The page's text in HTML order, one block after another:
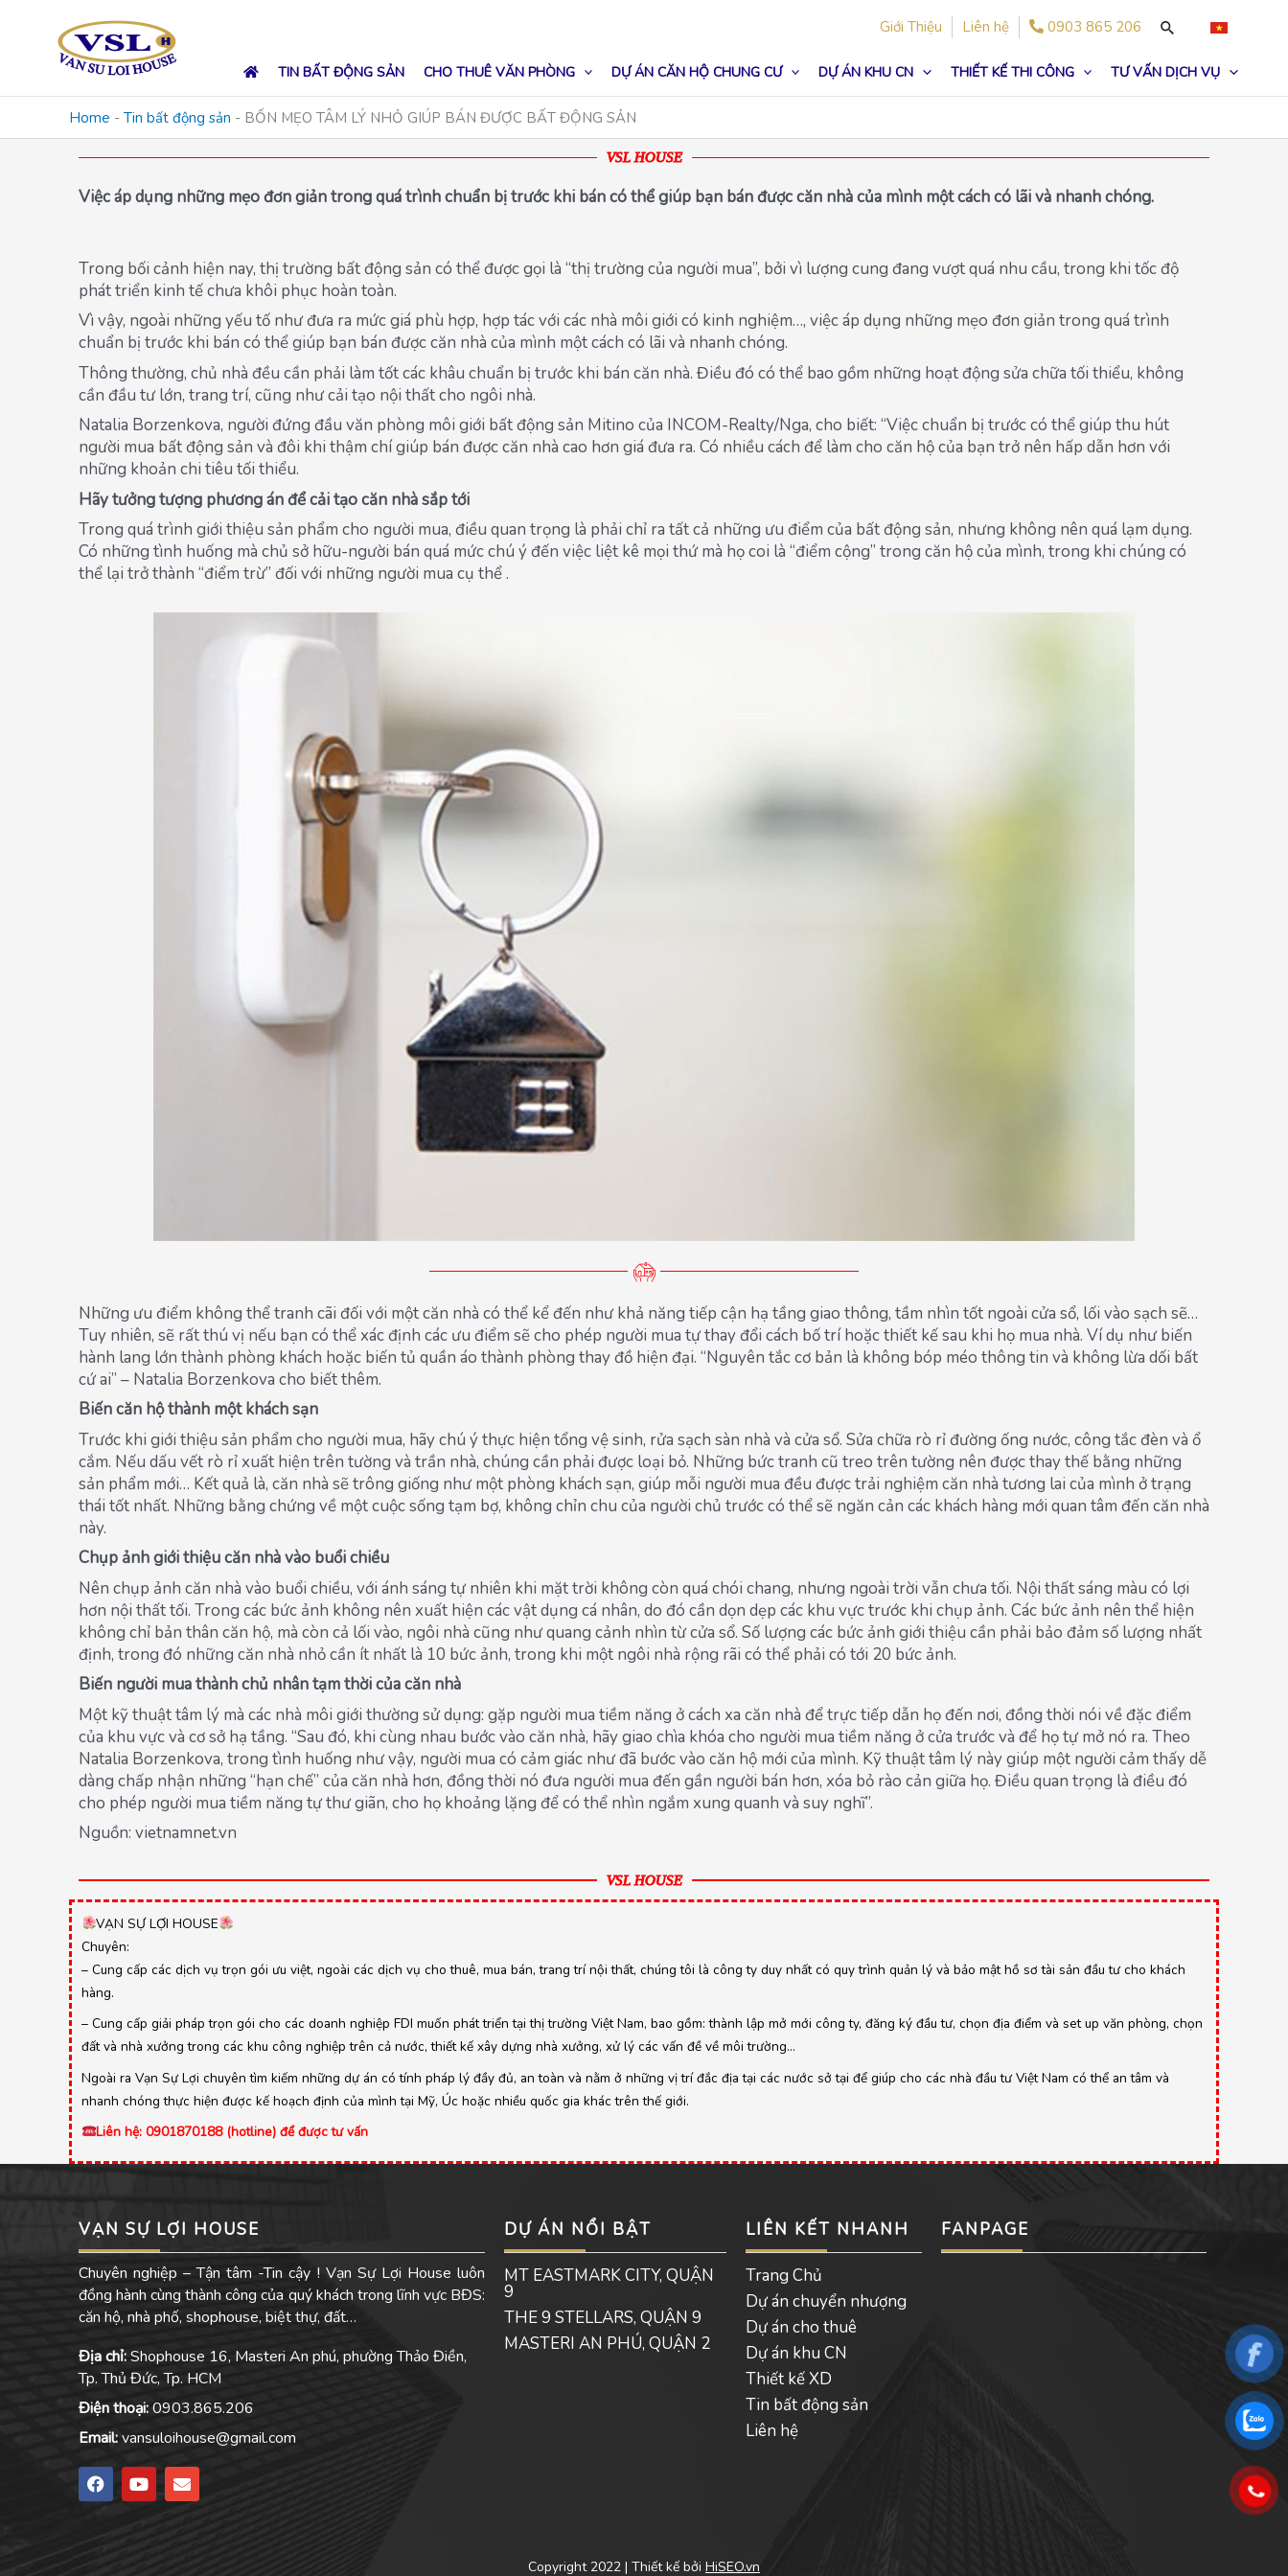
Giới Thiệu Liên hệ 0903 865 206
TIN BẤT ĐỘNG SẢN CHO THUÊ VĂN PHÒNG DỰ ÁN CĂN HỘ CHUNG CƯ DỰ ÁN KHU CN THIẾT KẾ THI CÔNG TƯ VẤN DỊCH VỤ
Home - Tin bất động sản - BỐN MẸO TÂM LÝ NHỎ GIÚP BÁN ĐƯỢC BẤT ĐỘNG SẢN
VSL HOUSE
Việc áp dụng những mẹo đơn giản trong quá trình chuẩn bị trước khi bán có thể giúp bạn bán được căn nhà của mình một cách có lãi và nhanh chóng.
Trong bối cảnh hiện nay, thị trường bất động sản có thể được gọi là “thị trường của người mua”, bởi vì lượng cung đang vượt quá nhu cầu, trong khi tốc độ
phát triển kinh tế chưa khôi phục hoàn toàn.
Vì vậy, ngoài những yếu tố như đưa ra mức giá phù hợp, hợp tác với các nhà môi giới có kinh nghiệm…, việc áp dụng những mẹo đơn giản trong quá trình
chuẩn bị trước khi bán có thể giúp bạn bán được căn nhà của mình một cách có lãi và nhanh chóng.
Thông thường, chủ nhà đều cần phải làm tốt các khâu chuẩn bị trước khi bán căn nhà. Điều đó có thể bao gồm những hoạt động sửa chữa tối thiểu, không
cần đầu tư lớn, trang trí, cũng như cải tạo nội thất cho ngôi nhà.
Natalia Borzenkova, người đứng đầu văn phòng môi giới bất động sản Mitino của INCOM-Realty/Nga, cho biết: “Việc chuẩn bị trước có thể giúp thu hút
người mua bất động sản và đôi khi thậm chí giúp bán được căn nhà cao hơn giá đưa ra. Có nhiều cách để làm cho căn hộ của bạn trở nên hấp dẫn hơn với
những khoản chi tiêu tối thiểu.
Hãy tưởng tượng phương án để cải tạo căn nhà sắp tới
Trong quá trình giới thiệu sản phẩm cho người mua, điều quan trọng là phải chỉ ra tất cả những ưu điểm của bất động sản, nhưng không nên quá lạm dụng.
Có những tình huống mà chủ sở hữu-người bán quá mức chú ý đến việc liệt kê mọi thứ mà họ coi là “điểm cộng” trong căn hộ của mình, trong khi chúng có
thể lại trở thành “điểm trừ” đối với những người mua cụ thể .
Những ưu điểm không thể tranh cãi đối với một căn nhà có thể kể đến như khả năng tiếp cận hạ tầng giao thông, tầm nhìn tốt ngoài cửa sổ, lối vào sạch sẽ…
Tuy nhiên, sẽ rất thú vị nếu bạn có thể xác định các ưu điểm sẽ cho phép người mua tự thay đổi cách bố trí hoặc thiết kế sau khi họ mua nhà. Ví dụ như biến
hành lang lớn thành phòng khách hoặc biến tủ quần áo thành phòng thay đồ hiện đại. “Nguyên tắc cơ bản là không bóp méo thông tin và không lừa dối bất
cứ ai” – Natalia Borzenkova cho biết thêm.
Biến căn hộ thành một khách sạn
Trước khi giới thiệu sản phẩm cho người mua, hãy chú ý thực hiện tổng vệ sinh, rửa sạch sàn nhà và cửa sổ. Sửa chữa rò rỉ đường ống nước, công tắc đèn và ổ
cắm. Nếu dấu vết rò rỉ xuất hiện trên tường và trần nhà, chúng cần phải được loại bỏ. Những bức tranh cũ treo trên tường nên được thay thế bằng những
sản phẩm mới… Kết quả là, căn nhà sẽ trông giống như một phòng khách sạn, giúp mỗi người mua đều được trải nghiệm căn nhà tương lai của mình ở trạng
thái tốt nhất. Những bằng chứng về một cuộc sống tạm bợ, không chỉn chu của người chủ trước có thể sẽ ngăn cản các khách hàng mới quan tâm đến căn nhà
này.
Chụp ảnh giới thiệu căn nhà vào buổi chiều
Nên chụp ảnh căn nhà vào buổi chiều, với ánh sáng tự nhiên khi mặt trời không còn quá chói chang, nhưng ngoài trời vẫn chưa tối. Nội thất sáng màu có lợi
hơn nội thất tối. Trong các bức ảnh không nên xuất hiện các vật dụng cá nhân, do đó cần dọn dẹp các khu vực trước khi chụp ảnh. Các bức ảnh nên thể hiện
không chỉ bản thân căn hộ, mà còn cả lối vào, ngôi nhà cũng như quang cảnh nhìn từ cửa sổ. Số lượng các bức ảnh giới thiệu cần phải bảo đảm số lượng nhất
định, trong đó những căn nhà nhỏ cần ít nhất là 10 bức ảnh, trong khi một ngôi nhà rộng rãi có thể phải có tới 20 bức ảnh.
Biến người mua thành chủ nhân tạm thời của căn nhà
Một kỹ thuật tâm lý mà các nhà môi giới thường sử dụng: gặp người mua tiềm năng ở cách xa căn nhà để trực tiếp dẫn họ đến nơi, đồng thời nói về đặc điểm
của khu vực và cơ sở hạ tầng. “Sau đó, khi cùng nhau bước vào căn nhà, hãy giao chìa khóa cho người mua tiềm năng ở cửa trước và để họ tự mở nó ra. Theo
Natalia Borzenkova, trong tình huống như vậy, người mua có cảm giác như đã bước vào căn hộ mới của mình. Kỹ thuật tâm lý này giúp một người cảm thấy dễ
dàng chấp nhận những “hạn chế” của căn nhà hơn, đồng thời nó đưa người mua đến gần người bán hơn, xóa bỏ rào cản giữa họ. Điều quan trọng là điều đó
cho phép người mua tiềm năng tự thư giãn, cho họ khoảng lặng để có thể nhìn ngắm xung quanh và suy nghĩ”.
Nguồn: vietnamnet.vn
VSL HOUSE
VẠN SỰ LỢI HOUSE
Chuyên:
– Cung cấp các dịch vụ trọn gói ưu việt, ngoài các dịch vụ cho thuê, mua bán, trang trí nội thất, chúng tôi là công ty duy nhất có quy trình quản lý và bảo mật hồ sơ tài sản đầu tư cho khách
hàng.
– Cung cấp giải pháp trọn gói cho các doanh nghiệp FDI muốn phát triển tại thị trường Việt Nam, bao gồm: thành lập mở mới công ty, đăng ký đầu tư, chọn địa điểm và set up văn phòng, chọn
đất và nhà xưởng trong các khu công nghiệp trên cả nước, thiết kế xây dựng nhà xưởng, xử lý các vấn đề về môi trường…
Ngoài ra Vạn Sự Lợi chuyên tìm kiếm những dự án có tính pháp lý đầy đủ, an toàn và nằm ở những vị trí đắc địa tại các nước sở tại để giúp cho các nhà đầu tư Việt Nam có thể an tâm và
nhanh chóng thực hiện được kế hoạch định của mình tại Mỹ, Úc hoặc nhiều quốc gia khác trên thế giới.
Liên hệ: 0901870188 (hotline) để được tư vấn
VẠN SỰ LỢI HOUSE
Chuyên nghiệp – Tận tâm -Tin cậy ! Vạn Sự Lợi House luôn
đồng hành cùng thành công của quý khách trong lĩnh vực BĐS:
căn hộ, nhà phố, shophouse, biệt thự, đất…
Địa chỉ:Shophouse 16, Masteri An phú, phường Thảo Điền,
Tp. Thủ Đức, Tp. HCM
Điện thoại:0903.865.206
Email:vansuloihouse@gmail.com
F
a
c
Y
o
u
E
n
v
DỰ ÁN NỔI BẬT
MT EASTMARK CITY, QUẬN
9
THE 9 STELLARS, QUẬN 9
MASTERI AN PHÚ, QUẬN 2
LIÊN KẾT NHANH
Trang Chủ
Dự án chuyển nhượng
Dự án cho thuê
Dự án khu CN
Thiết kế XD
Tin bất động sản
Liên hệ
FANPAGE
Copyright 2022 | Thiết kế bởi HiSEO.vn